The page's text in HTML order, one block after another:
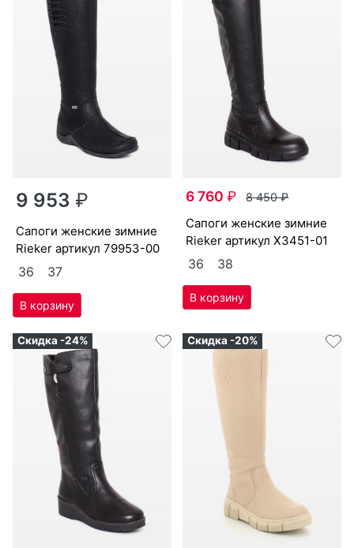
9 953₽
са­поги женс­кие зим­ние
Ri­eker артикул79953-00
36 37
6 760₽ 8 450₽
са­поги женс­кие зим­ние
Ri­eker артикулX3451-01
36 38
Скидка -24% Скидка -20%